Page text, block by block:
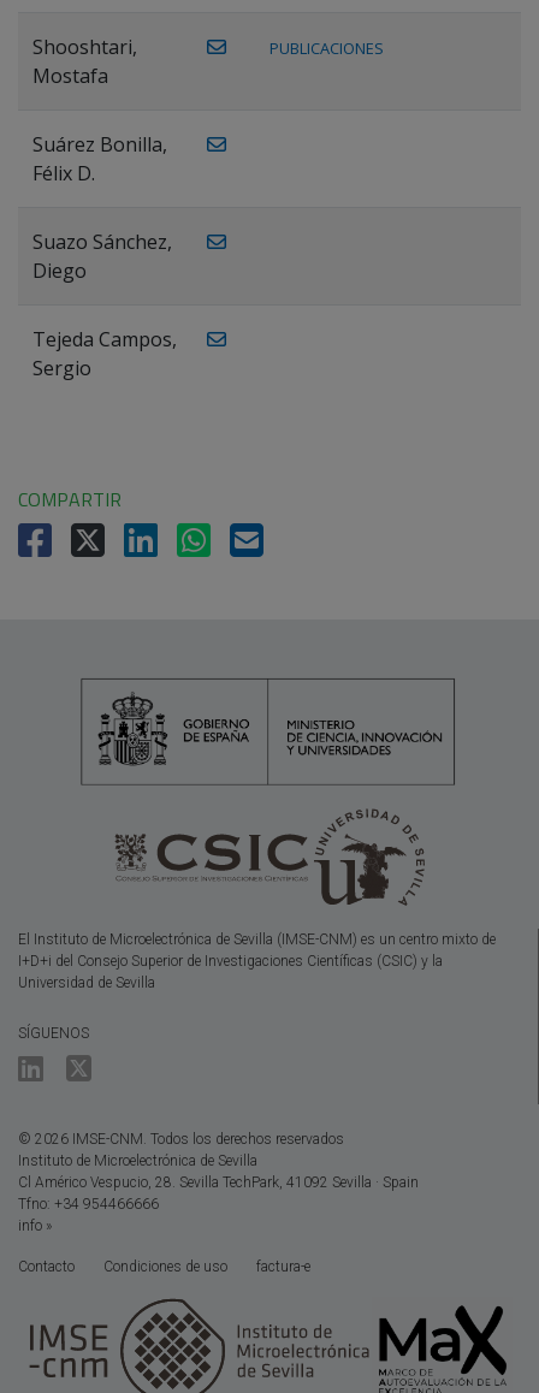
Shooshtari,
Mostafa
PUBLICACIONES
Suárez Bonilla,
Félix D.
Suazo Sánchez,
Diego
Tejeda Campos,
Sergio
COMPARTIR
El Instituto de Microelectrónica de Sevilla (IMSE-CNM) es un centro mixto de
I+D+i del Consejo Superior de Investigaciones Científicas (CSIC) y la
Universidad de Sevilla
SÍGUENOS
© 2026 IMSE-CNM. Todos los derechos reservados
Instituto de Microelectrónica de Sevilla
Cl Américo Vespucio, 28. Sevilla TechPark, 41092 Sevilla · Spain
Tfno: +34 954466666
info »
Contacto Condiciones de uso factura-e